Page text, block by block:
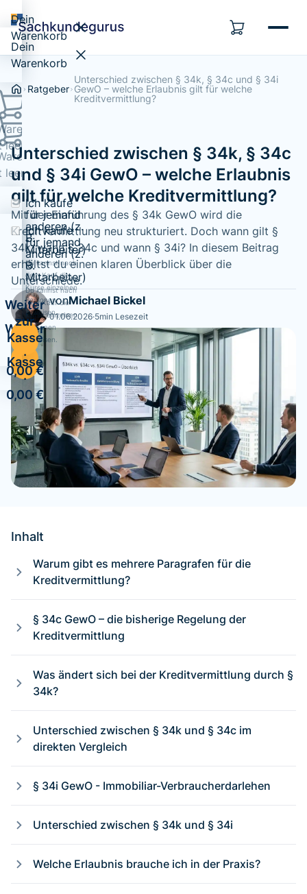
Dein
Warenkorb
Ich kaufe
für jemand
anderen (z.
B.
Mitarbeiter)
Du kannst nach
dem Kauf die
Kurse einzelnen
Personen
zuweisen.
Weiter
zur
Kasse
·
0,00 €
Dein
Warenkorb
leer...
Ich kaufe
für jemand
anderen (z.
B.
Mitarbeiter)
Du kannst nach
dem Kauf die
Kurse einzelnen
Personen
zuweisen.
Weiter
zur
Kasse
·
0,00 €
Ratgeber
Unterschied zwischen § 34k, § 34c und § 34i
GewO – welche Erlaubnis gilt für welche
Kreditvermittlung?
Unterschied zwischen § 34k, § 34c
und § 34i GewO – welche Erlaubnis
gilt für welche Kreditvermittlung?
Mit der Einführung des § 34k GewO wird die
Kreditvermittlung neu strukturiert. Doch wann gilt §
34k, wann § 34c und wann § 34i? In diesem Beitrag
erhältst du einen klaren Überblick über die
Unterschiede.
vonMichael Bickel
01.06.2026·5min Lesezeit
Inhalt
Warum gibt es mehrere Paragrafen für die
Kreditvermittlung?
§ 34c GewO – die bisherige Regelung der
Kreditvermittlung
Was ändert sich bei der Kreditvermittlung durch §
34k?
Unterschied zwischen § 34k und § 34c im
direkten Vergleich
§ 34i GewO - Immobiliar-Verbraucherdarlehen
Unterschied zwischen § 34k und § 34i
Welche Erlaubnis brauche ich in der Praxis?